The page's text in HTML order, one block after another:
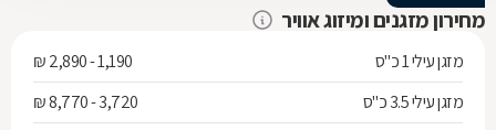
מחירון מזגנים ומיזוג אוויר
מזגן עילי 1 כ"ס
1,190 - 2,890 ₪
מזגן עילי 3.5 כ"ס
3,720 - 8,770 ₪